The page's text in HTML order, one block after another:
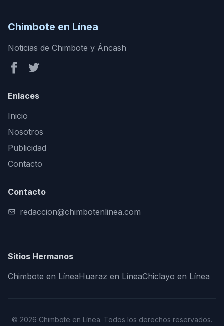
Chimbote en Línea
Noticias de Chimbote y Áncash
Enlaces
Inicio
Nosotros
Publicidad
Contacto
Contacto
redaccion@chimbotenlinea.com
Sitios Hermanos
Chimbote en LíneaHuaraz en LíneaChiclayo en Línea
© 2026 Chimbote en Línea. Todos los derechos reservados.